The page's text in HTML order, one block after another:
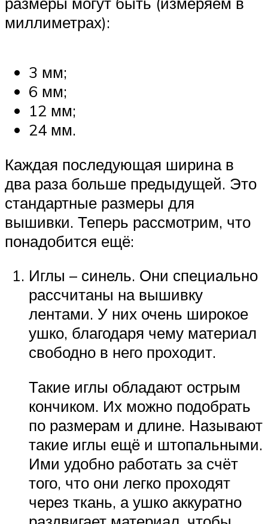
миллиметрах):
3 мм;
6 мм;
12 мм;
24 мм.
Каждая последующая ширина в
два раза больше предыдущей. Это
стандартные размеры для
вышивки. Теперь рассмотрим, что
понадобится ещё:
Иглы – синель. Они специально
рассчитаны на вышивку
лентами. У них очень широкое
ушко, благодаря чему материал
свободно в него проходит.
Такие иглы обладают острым
кончиком. Их можно подобрать
по размерам и длине. Называют
такие иглы ещё и штопальными.
Ими удобно работать за счёт
того, что они легко проходят
через ткань, а ушко аккуратно